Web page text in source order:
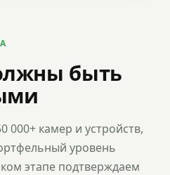
быть
000+ камер и устройств,
уровень
этапе подтверждаем